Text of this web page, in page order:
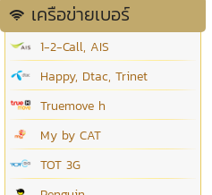
เครือข่ายเบอร์
1-2-Call, AIS
Happy, Dtac, Trinet
Truemove h
My by CAT
TOT 3G